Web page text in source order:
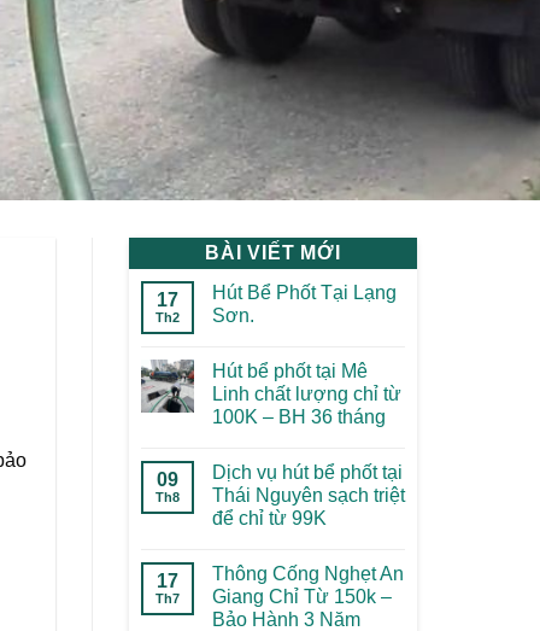
BÀI VIẾT MỚI
17
Th2
Hút Bể Phốt Tại Lạng
Sơn.
Hút bể phốt tại Mê
Linh chất lượng chỉ từ
100K – BH 36 tháng
09
Th8
Dịch vụ hút bể phốt tại
Thái Nguyên sạch triệt
để chỉ từ 99K
17
Th7
Thông Cống Nghẹt An
Giang Chỉ Từ 150k –
Bảo Hành 3 Năm